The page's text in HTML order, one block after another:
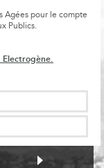
Agées pour le compte
Publics.